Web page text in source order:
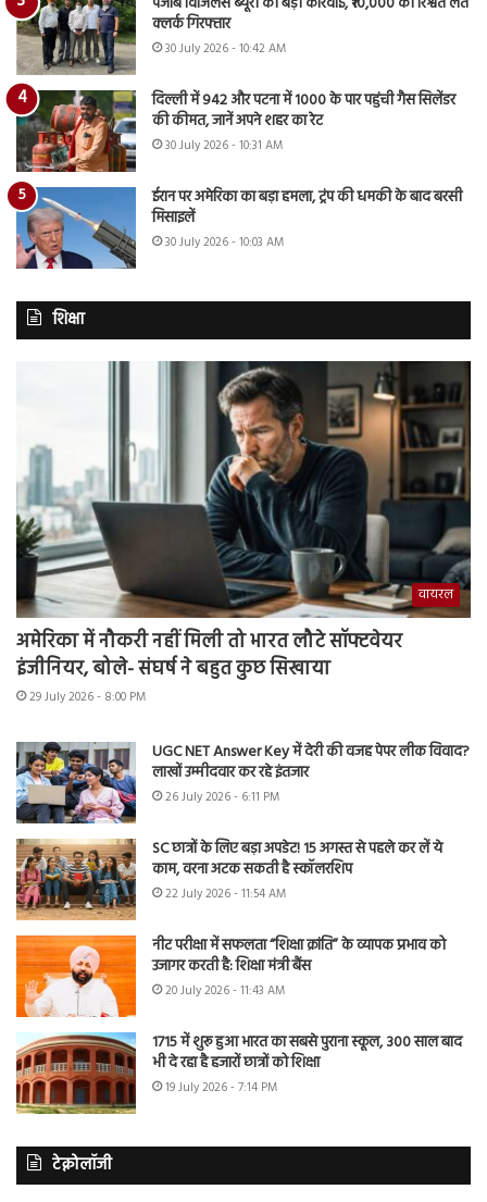
क्लर्क गिरफ्तार
30 July 2026 - 10:42 AM
दिल्ली में 942 और पटना में 1000 के पार पहुंची गैस सिलेंडर
की कीमत, जानें अपने शहर का रेट
30 July 2026 - 10:31 AM
ईरान पर अमेरिका का बड़ा हमला, ट्रंप की धमकी के बाद बरसी
मिसाइलें
30 July 2026 - 10:03 AM
शिक्षा
वायरल
अमेरिका में नौकरी नहीं मिली तो भारत लौटे सॉफ्टवेयर
इंजीनियर, बोले- संघर्ष ने बहुत कुछ सिखाया
29 July 2026 - 8:00 PM
UGC NET Answer Key में देरी की वजह पेपर लीक विवाद?
लाखों उम्मीदवार कर रहे इंतजार
26 July 2026 - 6:11 PM
SC छात्रों के लिए बड़ा अपडेट! 15 अगस्त से पहले कर लें ये
काम, वरना अटक सकती है स्कॉलरशिप
22 July 2026 - 11:54 AM
नीट परीक्षा में सफलता “शिक्षा क्रांति” के व्यापक प्रभाव को
उजागर करती है: शिक्षा मंत्री बैंस
20 July 2026 - 11:43 AM
1715 में शुरू हुआ भारत का सबसे पुराना स्कूल, 300 साल बाद
भी दे रहा है हजारों छात्रों को शिक्षा
19 July 2026 - 7:14 PM
टेक्नोलॉजी